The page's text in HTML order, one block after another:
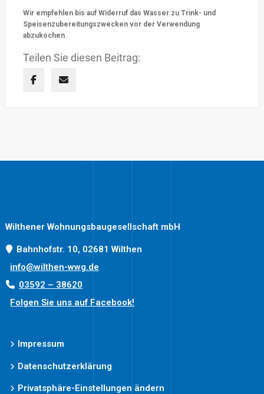
Wir empfehlen bis auf Widerruf das Wasser zu Trink- und
Speisenzubereitungszwecken vor der Verwendung
abzukochen.
Teilen Sie diesen Beitrag:
Wilthener Wohnungsbaugesellschaft mbH
Bahnhofstr. 10, 02681 Wilthen
info@wilthen-wwg.de
03592 – 38620
Folgen Sie uns auf Facebook!
Impressum
Datenschutzerklärung
Privatsphäre-Einstellungen ändern